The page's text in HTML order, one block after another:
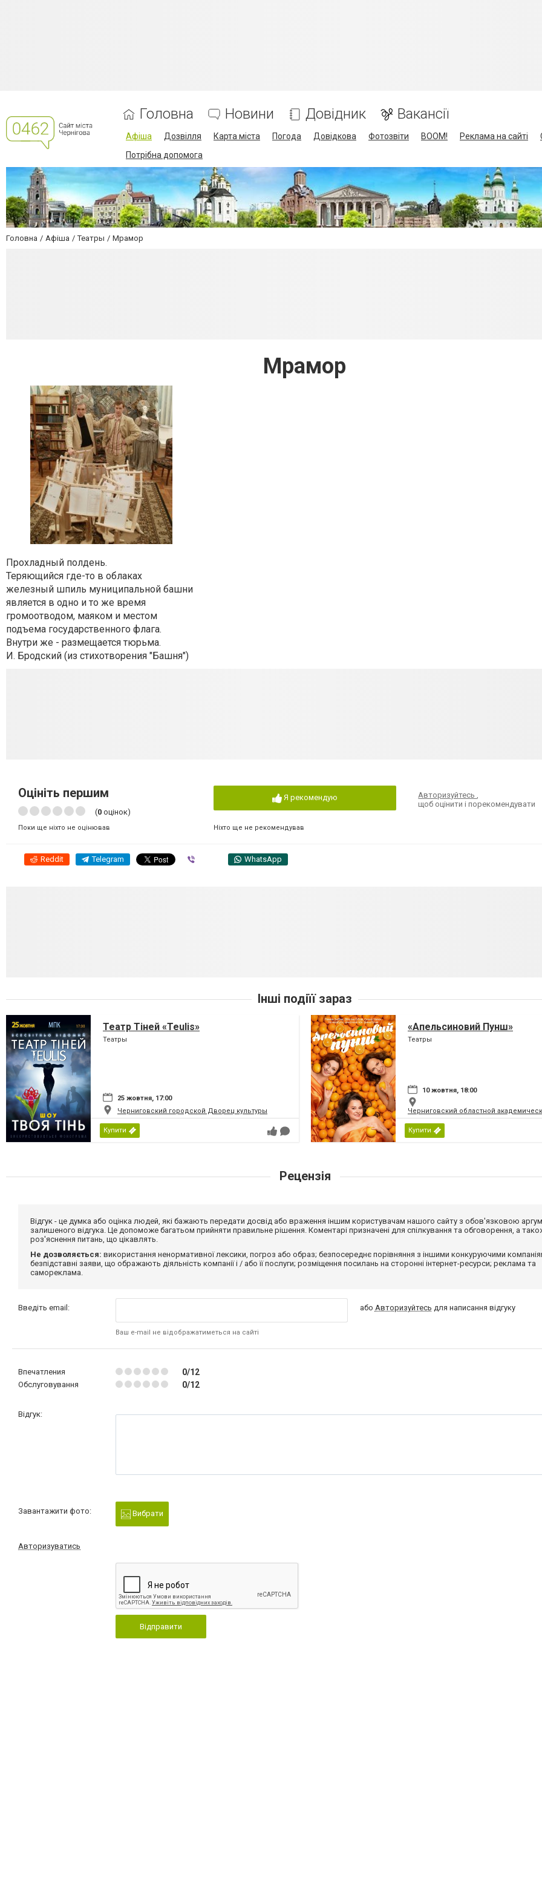
Головна Новини Довідник Вакансії
Афіша Дозвілля Карта міста Погода Довідкова Фотозвіти BOOM! Реклама на сайті
Потрібна допомога
Головна Афіша Театры Мрамор
Мрамор
Прохладный полдень.
Теряющийся где-то в облаках
железный шпиль муниципальной башни
является в одно и то же время
громоотводом, маяком и местом
подъема государственного флага.
Внутри же - размещается тюрьма.
И. Бродский (из стихотворения "Башня")
Оцініть першим
(0 оцінок)
Поки ще ніхто не оцінював
Я рекомендую
Ніхто ще не рекомендував
Авторизуйтесь,
щоб оцінити і порекомендувати
Reddit Telegram WhatsApp
Інші подіїї зараз
Театр Тіней «Teulis»
Театры
25 жовтня, 17:00
Черниговский городской Дворец культуры
Купити
«Апельсиновий Пунш»
Театры
10 жовтня, 18:00
Черниговский областной
Купити
Рецензія
Відгук - це думка або оцінка людей, які бажають передати досвід або враження іншим користувачам нашого сайту з обов'язковою
залишеного відгука. Це допоможе багатьом прийняти правильне рішення. Коментарі призначені для спілкування та обговорення, а
роз'яснення питань, що цікавлять.
Не дозволяється: використання ненормативної лексики, погроз або образ; безпосереднє порівняння з іншими конкуруючими
безпідставні заяви, що ображають діяльність компанії і / або її послуги; розміщення посилань на сторонні інтернет-ресурси; реклама та
самореклама.
Введіть email:
Ваш e-mail не відображатиметься на сайті
або Авторизуйтесь для написання відгуку
Впечатления 0/12
Обслуговування 0/12
Відгук:
Завантажити фото: Вибрати
Авторизуватись
Відправити